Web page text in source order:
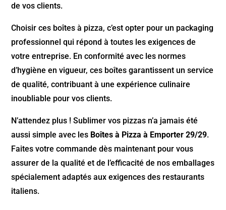
de vos clients.
Choisir ces boîtes à pizza, c’est opter pour un packaging
professionnel qui répond à toutes les exigences de
votre entreprise. En conformité avec les normes
d’hygiène en vigueur, ces boîtes garantissent un service
de qualité, contribuant à une expérience culinaire
inoubliable pour vos clients.
N’attendez plus ! Sublimer vos pizzas n’a jamais été
aussi simple avec les Boîtes à Pizza à Emporter 29/29.
Faites votre commande dès maintenant pour vous
assurer de la qualité et de l’efficacité de nos emballages
spécialement adaptés aux exigences des restaurants
italiens.